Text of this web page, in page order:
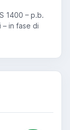
1400 – p.b.
– in fase di